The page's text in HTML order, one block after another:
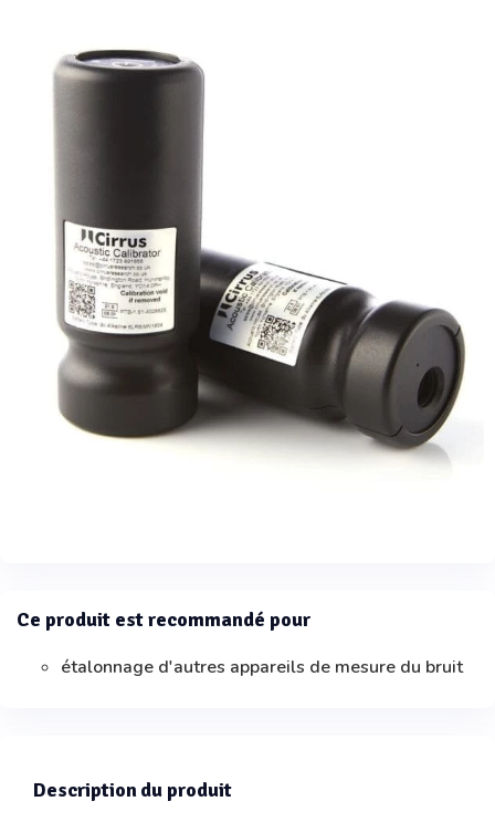
Ce produit est recommandé pour
étalonnage d'autres appareils de mesure du bruit
Description du produit